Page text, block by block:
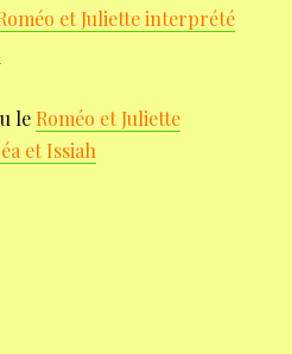
et Juliette interprété
le Roméo et Juliette
et Issiah